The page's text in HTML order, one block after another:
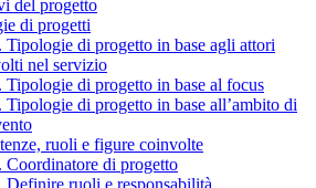
del progetto
di progetti
Tipologie di progetto in base agli attori
nel servizio
Tipologie di progetto in base al focus
Tipologie di progetto in base all’ambito di
ruoli e figure coinvolte
Coordinatore di progetto
Definire ruoli e responsabilità